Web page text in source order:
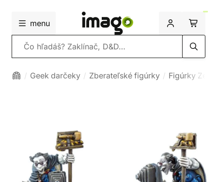
menu
Vyhľadávanie
Geek darčeky Zberateľské figúrky Figúrky